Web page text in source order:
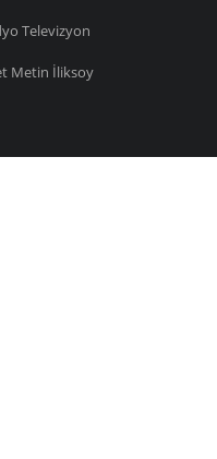
Televizyon
Metin İliksoy